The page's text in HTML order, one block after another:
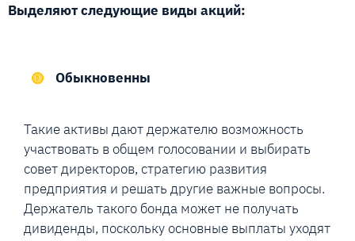
Выделяют следующие виды акций:
Обыкновенны
Такие активы дают держателю возможность
участвовать в общем голосовании и выбирать
совет директоров, стратегию развития
предприятия и решать другие важные вопросы.
Держатель такого бонда может не получать
дивиденды, поскольку основные выплаты уходят